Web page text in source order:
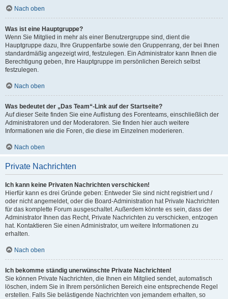
Nach oben
Was ist eine Hauptgruppe?
Wenn Sie Mitglied in mehr als einer Benutzergruppe sind, dient die
Hauptgruppe dazu, Ihre Gruppenfarbe sowie den Gruppenrang, der bei Ihnen
standardmäßig angezeigt wird, festzulegen. Ein Administrator kann Ihnen die
Berechtigung geben, Ihre Hauptgruppe im persönlichen Bereich selbst
festzulegen.
Nach oben
Was bedeutet der „Das Team“-Link auf der Startseite?
Auf dieser Seite finden Sie eine Auflistung des Forenteams, einschließlich der
Administratoren und der Moderatoren. Sie finden hier auch weitere
Informationen wie die Foren, die diese im Einzelnen moderieren.
Nach oben
Private Nachrichten
Ich kann keine Privaten Nachrichten verschicken!
Hierfür kann es drei Gründe geben: Entweder Sie sind nicht registriert und /
oder nicht angemeldet, oder die Board-Administration hat Private Nachrichten
für das komplette Forum ausgeschaltet. Außerdem könnte es sein, dass der
Administrator Ihnen das Recht, Private Nachrichten zu verschicken, entzogen
hat. Kontaktieren Sie einen Administrator, um weitere Informationen zu
erhalten.
Nach oben
Ich bekomme ständig unerwünschte Private Nachrichten!
Sie können Private Nachrichten, die Ihnen ein Mitglied sendet, automatisch
löschen, indem Sie in Ihrem persönlichen Bereich eine entsprechende Regel
erstellen. Falls Sie belästigende Nachrichten von jemandem erhalten, so